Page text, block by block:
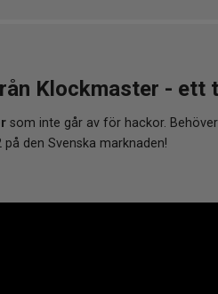
Klockmaster - ett
som inte går av för hackor.
den Svenska marknaden!